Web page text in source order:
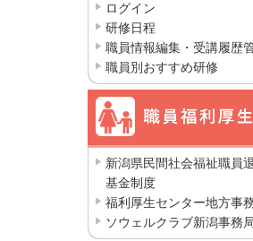
ログイン
研修日程
職員情報編集・受講履歴
職員別おすすめ研修
新潟県民間社会福祉職員
基金制度
福利厚生センター地方事
ソウェルクラブ新潟事務